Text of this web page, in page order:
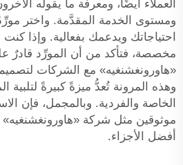
العملاء أيضًا، ومعرفة ما يقوله
ومستوى الخدمة المقدَّمة. واختر
احتياجاتك ويدعمك بفعالية. وإذا
مخصصة، فتأكد من أن المورِّد قادرٌ
«هاورونغشنغيه» مع الشركات
وهذه المرونة تُعدُّ ميزةً كبيرةً لتلبية
الخاصة والفردية. وبالمجمل، فإن
موثوقين مثل شركة
أفضل الأجزاء.